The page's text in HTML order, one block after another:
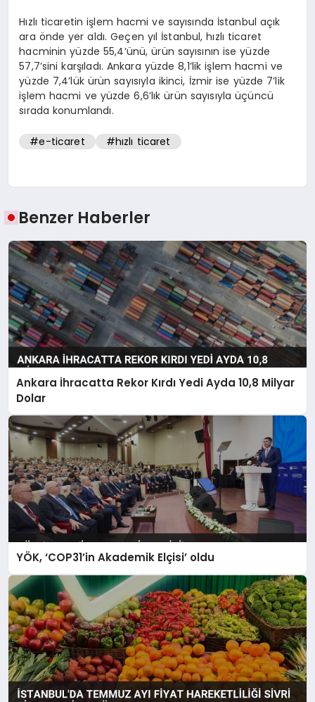
Hızlı ticaretin işlem hacmi ve sayısında İstanbul açık
ara önde yer aldı. Geçen yıl İstanbul, hızlı ticaret
hacminin yüzde 55,4’ünü, ürün sayısının ise yüzde
57,7’sini karşıladı. Ankara yüzde 8,1’lik işlem hacmi ve
yüzde 7,4’lük ürün sayısıyla ikinci, İzmir ise yüzde 7’lik
işlem hacmi ve yüzde 6,6’lık ürün sayısıyla üçüncü
sırada konumlandı.
#e-ticaret #hızlı ticaret
Benzer Haberler
Ankara İhracatta Rekor Kırdı Yedi Ayda 10,8 Milyar
Dolar
YÖK, ‘COP31’in Akademik Elçisi’ oldu